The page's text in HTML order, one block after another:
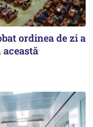
ordinea de zi a